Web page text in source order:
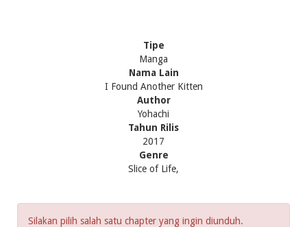
Tipe
Manga
Nama Lain
I Found Another Kitten
Author
Yohachi
Tahun Rilis
2017
Genre
Slice of Life,
Silakan pilih salah satu chapter yang ingin diunduh.